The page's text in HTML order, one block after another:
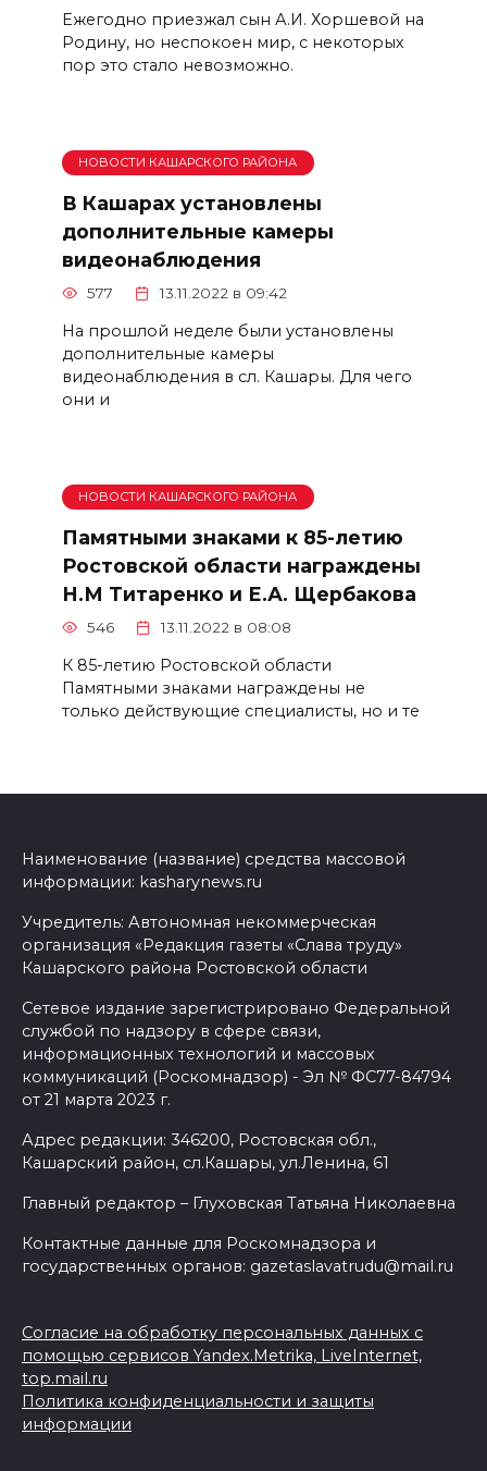
Ежегодно приезжал сын А.И. Хоршевой на
Родину, но неспокоен мир, с некоторых
пор это стало невозможно.
НОВОСТИ КАШАРСКОГО РАЙОНА
В Кашарах установлены
дополнительные камеры
видеонаблюдения
577 13.11.2022 в 09:42
На прошлой неделе были установлены
дополнительные камеры
видеонаблюдения в сл. Кашары. Для чего
они и
НОВОСТИ КАШАРСКОГО РАЙОНА
Памятными знаками к 85-летию
Ростовской области награждены
Н.М Титаренко и Е.А. Щербакова
546 13.11.2022 в 08:08
К 85-летию Ростовской области
Памятными знаками награждены не
только действующие специалисты, но и те
Наименование (название) средства массовой
информации: kasharynews.ru
Учредитель: Автономная некоммерческая
организация «Редакция газеты «Слава труду»
Кашарского района Ростовской области
Сетевое издание зарегистрировано Федеральной
службой по надзору в сфере связи,
информационных технологий и массовых
коммуникаций (Роскомнадзор) - Эл № ФС77-84794
от 21 марта 2023 г.
Адрес редакции: 346200, Ростовская обл.,
Кашарский район, сл.Кашары, ул.Ленина, 61
Главный редактор – Глуховская Татьяна Николаевна
Контактные данные для Роскомнадзора и
государственных органов: gazetaslavatrudu@mail.ru
Согласие на обработку персональных данных с
помощью сервисов Yandex.Metrika, LiveInternet,
top.mail.ru
Политика конфиденциальности и защиты
информации